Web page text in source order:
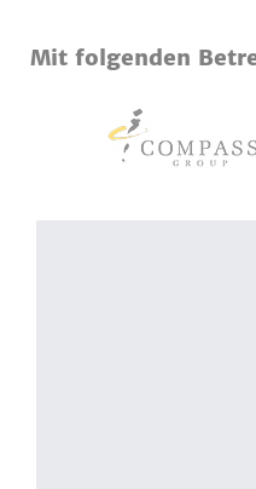
Mit folgenden